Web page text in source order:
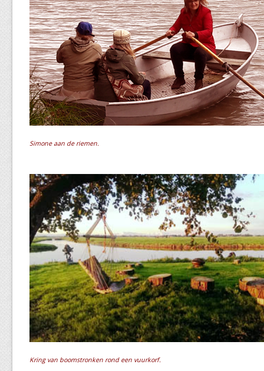
Simone aan de riemen.
Kring van boomstronken rond een vuurkorf.